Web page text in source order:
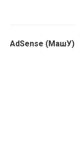
AdSense (МашУ)